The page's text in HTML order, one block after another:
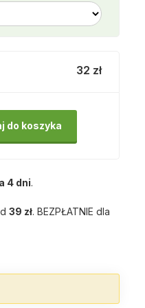
32 zł
do koszyka
4 dni.
39 zł. BEZPŁATNIE dla